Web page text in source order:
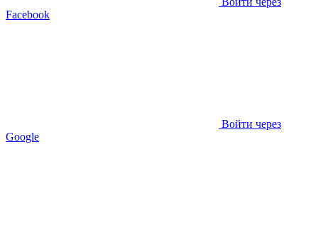
Facebook
Войти через
Google